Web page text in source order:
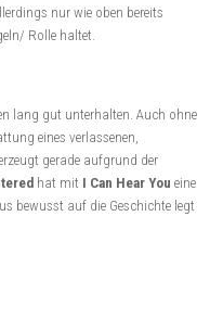
nur wie oben bereits
Rolle haltet.
lang gut unterhalten. Auch ohne
eines verlassenen,
gerade aufgrund der
hat mit I Can Hear You eine
bewusst auf die Geschichte legt